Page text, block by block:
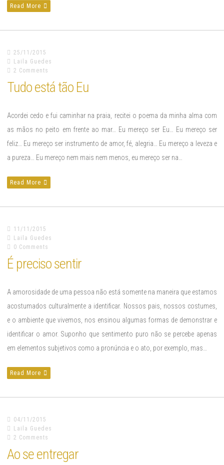
Read More
25/11/2015
Laila Guedes
2 Comments
Tudo está tão Eu
Acordei cedo e fui caminhar na praia, recitei o poema da minha alma com
as mãos no peito em frente ao mar… Eu mereço ser Eu… Eu mereço ser
feliz… Eu mereço ser instrumento de amor, fé, alegria… Eu mereço a leveza e
a pureza… Eu mereço nem mais nem menos, eu mereço ser na…
Read More
11/11/2015
Laila Guedes
0 Comments
É preciso sentir
A amorosidade de uma pessoa não está somente na maneira que estamos
acostumados culturalmente a identificar. Nossos pais, nossos costumes,
e o ambiente que vivemos, nos ensinou algumas formas de demonstrar e
identificar o amor. Suponho que sentimento puro não se percebe apenas
em elementos subjetivos como a pronúncia e o ato, por exemplo, mas…
Read More
04/11/2015
Laila Guedes
2 Comments
Ao se entregar